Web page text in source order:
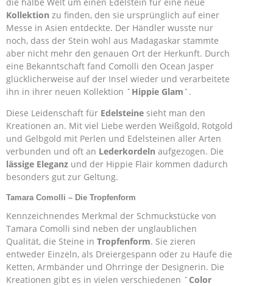
Kollektion zu finden, den sie ursprünglich auf einer
Messe in Asien entdeckte. Der Händler wusste nur
noch, dass der Stein wohl aus Madagaskar stammte
aber nicht mehr den genauen Ort der Herkunft. Durch
eine Bekanntschaft fand Comolli den Ocean Jasper
glücklicherweise auf der Insel wieder und verarbeitete
ihn in ihrer neuen Kollektion ´Hippie Glam` .
Diese Leidenschaft für Edelsteine sieht man den
Kreationen an. Mit viel Liebe werden Weißgold, Rotgold
und Gelbgold mit Perlen und Edelsteinen aller Arten
verbunden und oft an Lederkordeln aufgezogen. Die
lässige Eleganz und der Hippie Flair kommen dadurch
besonders gut zur Geltung.
Tamara Comolli – Die Tropfenform
Kennzeichnendes Merkmal der Schmuckstücke von
Tamara Comolli sind neben der unglaublichen
Qualität, die Steine in Tropfenform. Sie zieren
entweder Einzeln, als Dreiergespann oder zu Haufe die
Ketten, Armbänder und Ohrringe der Designerin. Die
Kreationen gibt es in vielen verschiedenen ´Color